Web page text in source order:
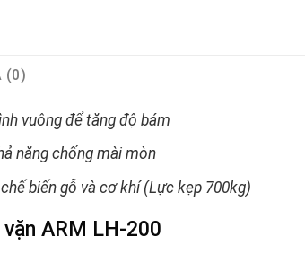
(0)
vuông để tăng độ bám
năng chống mài mòn
biến gỗ và cơ khí (Lực kẹp 700kg)
ARM LH-200